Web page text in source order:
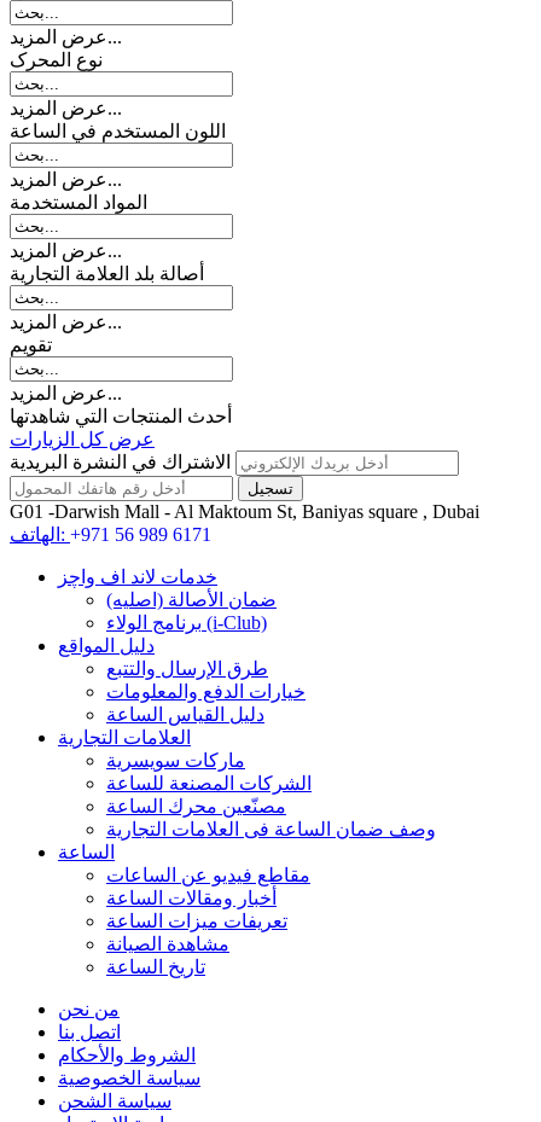
عرض المزيد...
نوع المحرک
عرض المزيد...
اللون المستخدم في الساعة
عرض المزيد...
المواد المستخدمة
عرض المزيد...
أصالة بلد العلامة التجارية
عرض المزيد...
تقويم
عرض المزيد...
أحدث المنتجات التي شاهدتها
عرض كل الزيارات
الاشتراك في النشرة البريدية
G01 -Darwish Mall - Al Maktoum St, Baniyas square , Dubai
الهاتف: +971 56 989 6171
خدمات لاند اف واچز
ضمان الأصالة (اصلیه)
برنامج الولاء (i-Club)
دليل المواقع
طرق الإرسال والتتبع
خيارات الدفع والمعلومات
دليل القياس الساعة
العلامات التجارية
ماركات سويسرية
الشركات المصنعة للساعة
مصنّعين محرك الساعة
وصف ضمان الساعة فی العلامات التجارية
الساعة
مقاطع فيديو عن الساعات
أخبار ومقالات الساعة
تعريفات ميزات الساعة
مشاهدة الصيانة
تاريخ الساعة
من نحن
اتصل بنا
الشروط والأحكام
سياسة الخصوصية
سياسة الشحن